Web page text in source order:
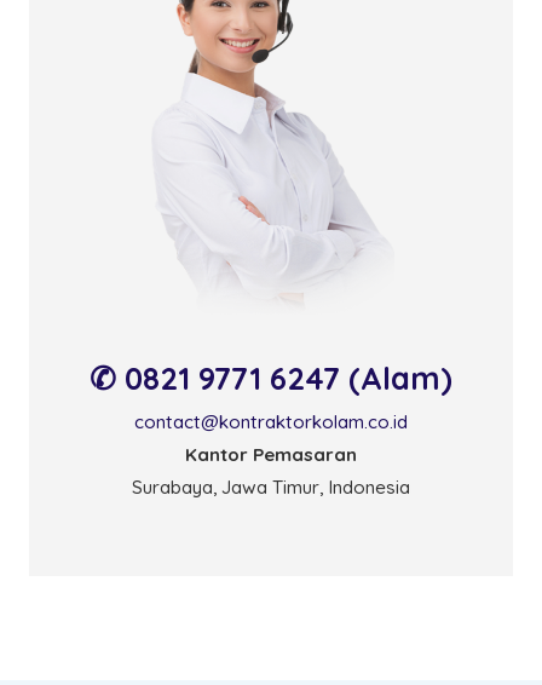
✆ 0821 9771 6247 (Alam)
contact@kontraktorkolam.co.id
Kantor Pemasaran
Surabaya, Jawa Timur, Indonesia